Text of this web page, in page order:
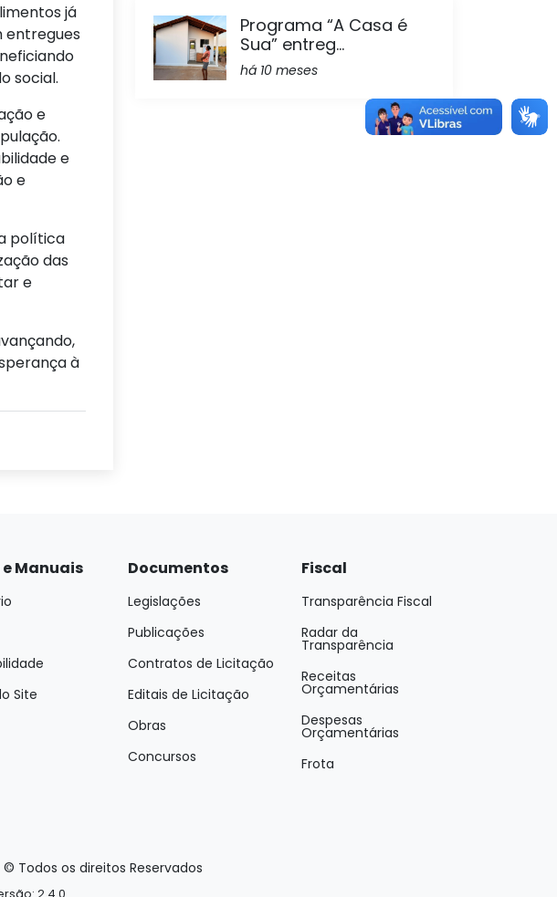
já
entregues
social.
e
e
e
política
das
e
à
Programa “A Casa é
Sua” entreg...
há 10 meses
Manuais
Site
Documentos
Legislações
Publicações
Contratos de Licitação
Editais de Licitação
Obras
Concursos
Fiscal
Transparência Fiscal
Radar da
Transparência
Receitas
Orçamentárias
Despesas
Orçamentárias
Frota
© Todos os direitos Reservados